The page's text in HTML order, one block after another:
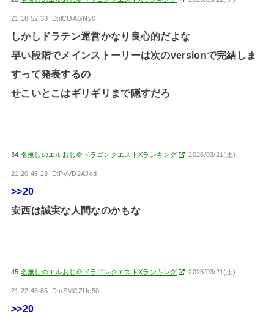
21:18:52.33 ID:ilCOAGNy0
しかしドラテン運営かなり良心的だよな
早い段階でメインストーリーは次のversionで完結しま
すって発表するの
せこいとこはギリギリまで隠すだろ
34:名無しのエルおじ＠ドラゴンクエストXランキング 2026/03/21(土)
21:20:46.23 ID:PyVD2AJed
>>20
安西は誠実な人間なのかもな
45:名無しのエルおじ＠ドラゴンクエストXランキング 2026/03/21(土)
21:22:46.85 ID:nSMCZUe50
>>20